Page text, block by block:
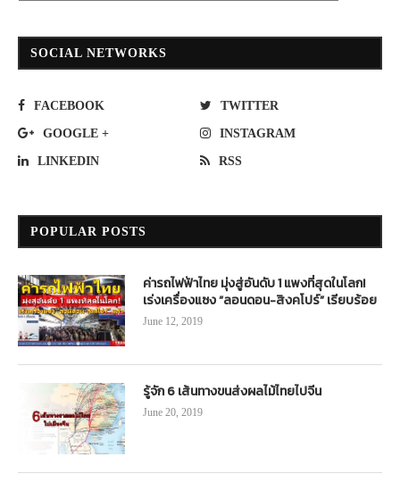
SOCIAL NETWORKS
FACEBOOK TWITTER
GOOGLE + INSTAGRAM
LINKEDIN RSS
POPULAR POSTS
ค่ารถไฟฟ้าไทย มุ่งสู่อันดับ 1 แพงที่สุดในโลก!
เร่งเครื่องแซง “ลอนดอน-สิงคโปร์” เรียบร้อย
June 12, 2019
รู้จัก 6 เส้นทางขนส่งผลไม้ไทยไปจีน
June 20, 2019